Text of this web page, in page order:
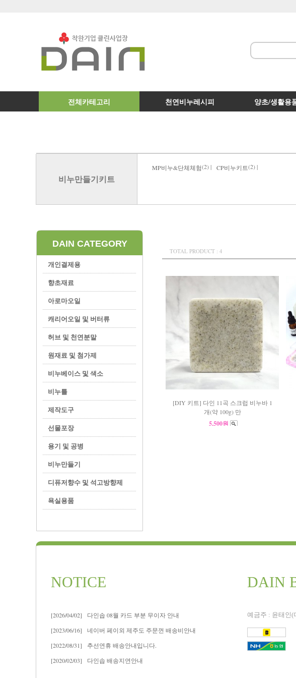
전체카테고리 천연비누레시피 양초/생활용
비누만들기키트
MP비누&단체체험(2) | CP비누키트(2) |
DAIN CATEGORY
개인결제용
향초재료
아로마오일
캐리어오일 및 버터류
허브 및 천연분말
원재료 및 첨가제
비누베이스 및 색소
비누틀
제작도구
선물포장
용기 및 공병
비누만들기
디퓨저향수 및 석고방향제
욕실용품
TOTAL PRODUCT : 4
[DIY 키트] 다인 11곡 스크럽 비누바 1
개(약 100g) 만
5,500원
NOTICE
[2026/04/02]
다인솝 08월 카드 부분 무이자 안내
[2023/06/16]
네이버 페이외 제주도 주문껀 배송비안내
[2022/08/31]
추선연휴 배송안내입니다.
[2020/02/03]
다인솝 배송지연안내
DAIN
예금주 : 윤태인(